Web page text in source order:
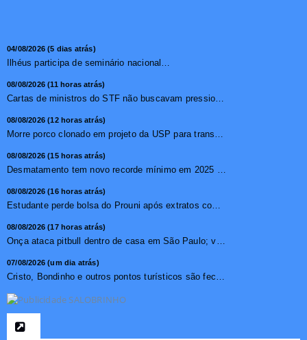
04/08/2026 (5 dias atrás)
Ilhéus participa de seminário nacional sobre turismo sustentável e captação de investimentos
08/08/2026 (11 horas atrás)
Cartas de ministros do STF não buscavam pressionar, diz pr...
08/08/2026 (12 horas atrás)
Morre porco clonado em projeto da USP para transplante de �...
08/08/2026 (15 horas atrás)
Desmatamento tem novo recorde mínimo em 2025 na mata atlâ...
08/08/2026 (16 horas atrás)
Estudante perde bolsa do Prouni após extratos com apostas ...
08/08/2026 (17 horas atrás)
Onça ataca pitbull dentro de casa em São Paulo; vídeo ...
07/08/2026 (um dia atrás)
Cristo, Bondinho e outros pontos turísticos são fechados ...